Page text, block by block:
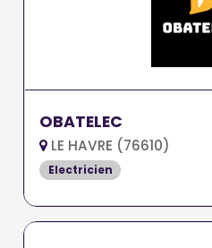
OBATELEC
LE HAVRE (76610)
Electricien